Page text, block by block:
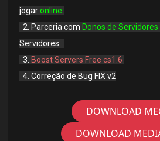
jogaronline.
2. Parceria com Donos de Servidores
Servidores .
3. Boost Servers Free cs1.6
4. Correção de Bug FIX v2
DOWNLOAD
DOWNLOAD